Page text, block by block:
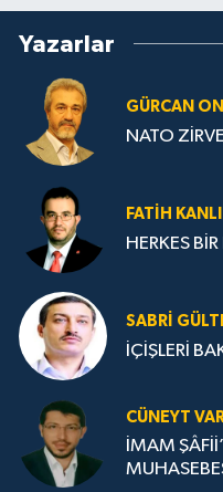
Yazarlar
GÜRCAN
NATO
FATIH KANLI
HERKES
SABRI
İÇİŞLERİ
CÜNEYT
İMAM